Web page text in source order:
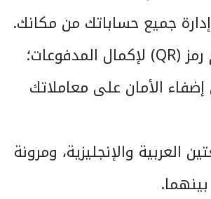
جميع حساباتك من مكانك.
استخدام رمز (QR) لإكمال المدفوعات؛
إضفاء الأمان على معاملاتك
العربية والإنجليزية، ومرونة